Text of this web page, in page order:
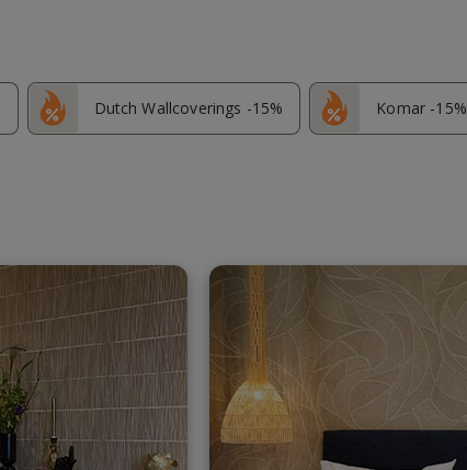
Dutch Wallcoverings -15% Komar -15%